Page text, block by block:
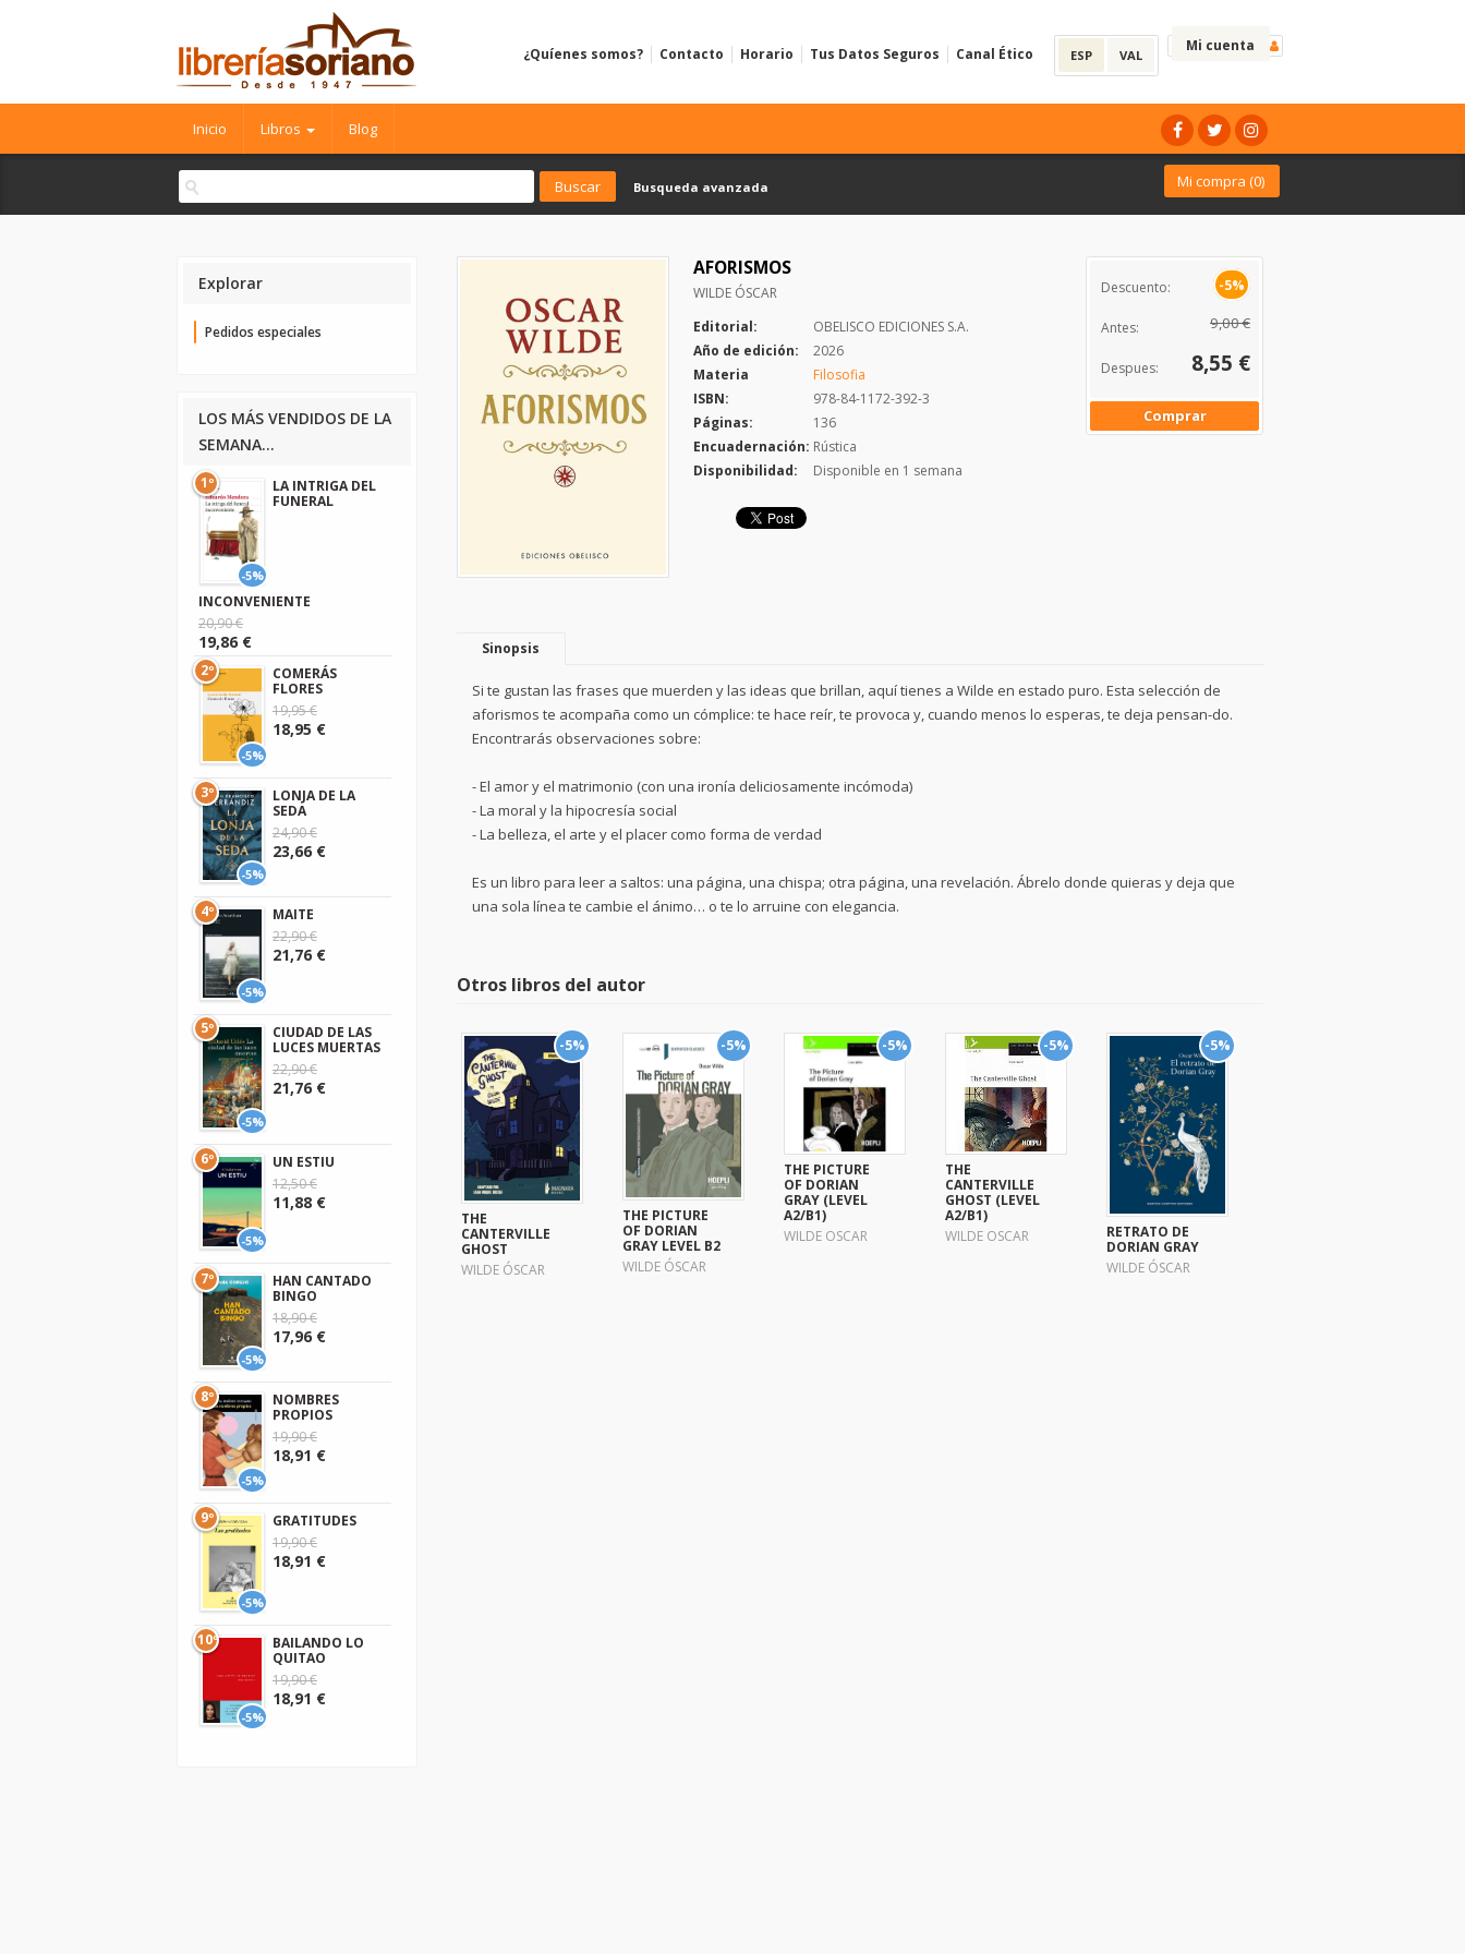
Mi cuenta
ESP VAL
¿Quíenes somos? Contacto Horario Tus Datos Seguros Canal Ético
Inicio Libros Blog
Busqueda avanzada Mi compra (0)
AFORISMOS
WILDE ÓSCAR
Editorial:
OBELISCO EDICIONES S.A.
Año de edición:
2026
Materia
Filosofia
ISBN:
978-84-1172-392-3
Páginas:
136
Encuadernación: Rústica
Disponibilidad:
Disponible en 1 semana
Descuento: -5%
Antes: 9,00 €
Despues: 8,55 €
Comprar
Sinopsis
Si te gustan las frases que muerden y las ideas que brillan, aquí tienes a Wilde en estado puro. Esta selección de
aforismos te acompaña como un cómplice: te hace reír, te provoca y, cuando menos lo esperas, te deja pensan-do.
Encontrarás observaciones sobre:
- El amor y el matrimonio (con una ironía deliciosamente incómoda)
- La moral y la hipocresía social
- La belleza, el arte y el placer como forma de verdad
Es un libro para leer a saltos: una página, una chispa; otra página, una revelación. Ábrelo donde quieras y deja que
una sola línea te cambie el ánimo… o te lo arruine con elegancia.
Otros libros del autor
-5%
THE
CANTERVILLE
GHOST
WILDE ÓSCAR
-5%
THE PICTURE
OF DORIAN
GRAY LEVEL B2
WILDE ÓSCAR
-5%
THE PICTURE
OF DORIAN
GRAY (LEVEL
A2/B1)
WILDE OSCAR
-5%
THE
CANTERVILLE
GHOST (LEVEL
A2/B1)
WILDE OSCAR
-5%
RETRATO DE
DORIAN GRAY
WILDE ÓSCAR
Explorar
Pedidos especiales
LOS MÁS VENDIDOS DE LA
SEMANA...
-5%
1º
LA INTRIGA DEL
FUNERAL
INCONVENIENTE
20,90 €
19,86 €
-5%
2º
COMERÁS
FLORES
19,95 €
18,95 €
-5%
3º
LONJA DE LA
SEDA
24,90 €
23,66 €
-5%
4º
MAITE
22,90 €
21,76 €
-5%
5º
CIUDAD DE LAS
LUCES MUERTAS
22,90 €
21,76 €
-5%
6º
UN ESTIU
12,50 €
11,88 €
-5%
7º
HAN CANTADO
BINGO
18,90 €
17,96 €
-5%
8º
NOMBRES
PROPIOS
19,90 €
18,91 €
-5%
9º
GRATITUDES
19,90 €
18,91 €
-5%
10º
BAILANDO LO
QUITAO
19,90 €
18,91 €